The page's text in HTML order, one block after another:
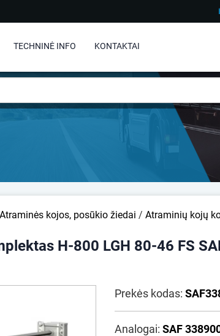
TECHNINĖ INFO KONTAKTAI
Atraminės kojos, posūkio žiedai / Atraminių kojų
H-800 LGH 80-46 FS
Prekės kodas:
Analogai: SAF